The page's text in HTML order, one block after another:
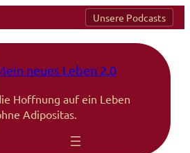
Unsere Podcasts
neues Leben 2.0
Hoffnung auf ein Leben
Adipositas.